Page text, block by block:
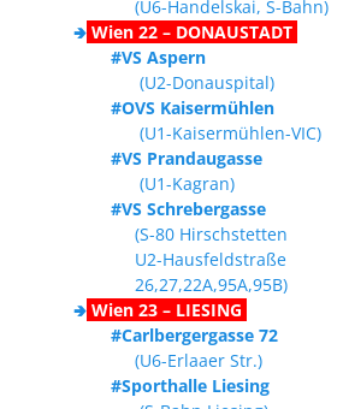
(U6-Handelskai, S-Bahn)
🢂 Wien 22 – DONAUSTADT
#VS Aspern
(U2-Donauspital)
#OVS Kaisermühlen
(U1-Kaisermühlen-VIC)
#VS Prandaugasse
(U1-Kagran)
#VS Schrebergasse
(S-80 Hirschstetten
U2-Hausfeldstraße
26,27,22A,95A,95B)
🢂 Wien 23 – LIESING
#Carlbergergasse 72
(U6-Erlaaer Str.)
#Sporthalle Liesing